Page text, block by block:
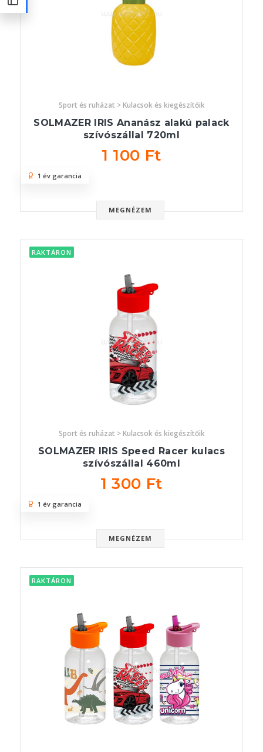
Sport és ruházat > Kulacsok és kiegészítőik
SOLMAZER IRIS Ananász alakú palack
szívószállal 720ml
1 100 Ft
MEGNÉZEM
1 év garancia
RAKTÁRON
Sport és ruházat > Kulacsok és kiegészítőik
SOLMAZER IRIS Speed Racer kulacs
szívószállal 460ml
1 300 Ft
MEGNÉZEM
1 év garancia
RAKTÁRON